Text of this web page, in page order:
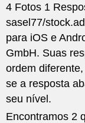
4 Fotos 1
sasel77/
para iOS e
GmbH. Suas
ordem
se a resposta
seu nível.
Encontramos 2